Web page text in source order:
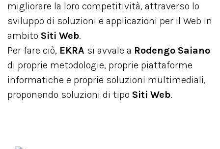
migliorare la loro competitività, attraverso lo
sviluppo di soluzioni e applicazioni per il Web in
ambito Siti Web.
Per fare ciò, EKRA si avvale a Rodengo Saiano
di proprie metodologie, proprie piattaforme
informatiche e proprie soluzioni multimediali,
proponendo soluzioni di tipo Siti Web.